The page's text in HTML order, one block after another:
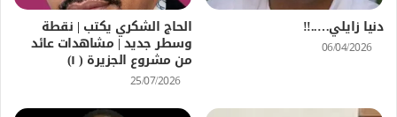
دنيا زايلي…..!!
06/04/2026
الحاج الشكري يكتب | نقطة
وسطر جديد | مشاهدات عائد
من مشروع الجزيرة ( ١)
25/07/2026